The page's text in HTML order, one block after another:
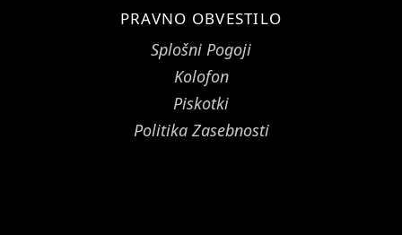
PRAVNO OBVESTILO
Splošni Pogoji
Kolofon
Piskotki
Politika Zasebnosti